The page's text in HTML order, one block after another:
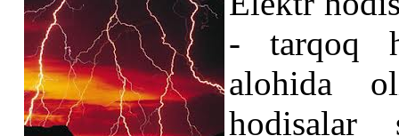
- tarqoq
alohida
hodisalar